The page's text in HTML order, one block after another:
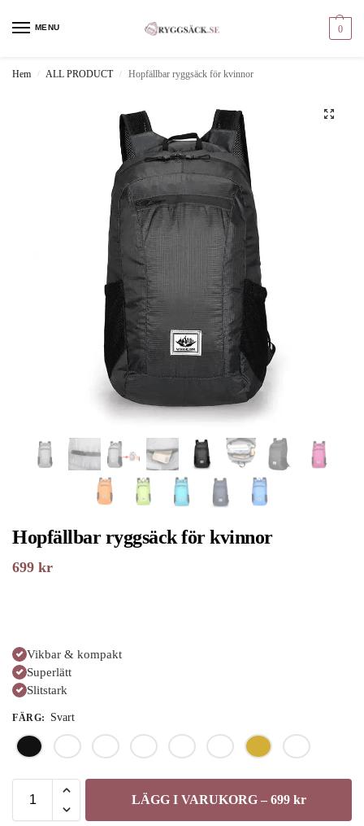
MENU 0
Hem / ALL PRODUCT / Hopfällbar ryggsäck för kvinnor
Hopfällbar ryggsäck för kvinnor
699 kr
Vikbar & kompakt
Superlätt
Slitstark
FÄRG: Svart
LÄGG I VARUKORG – 699 kr